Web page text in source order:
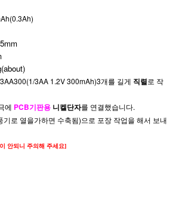
)
3AA 1.2V 300mAh)3개를 길게 직렬로 작
에 PCB기판용 니켈단자를 연결했습니다.
기로 열을가하면 수축됨)으로 포장 작업을 해서 보내
안되니 주의해 주세요]